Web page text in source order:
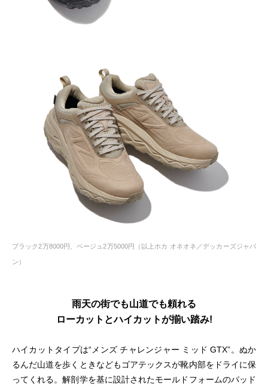
ブラック2万8000円、ベージュ2万5000円（以上ホカ オネオネ／デッカーズジャパ
ン）
雨天の街でも山道でも頼れる
ローカットとハイカットが揃い踏み!
ハイカットタイプは“メンズ チャレンジャー ミッド GTX”。ぬか
るんだ山道を歩くときなどもゴアテックスが靴内部をドライに保
ってくれる。解剖学を基に設計されたモールドフォームのパッド